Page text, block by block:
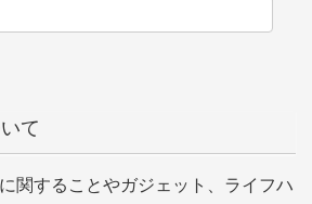
て
関することやガジェット、ライフハ